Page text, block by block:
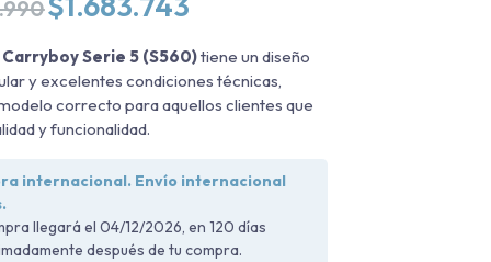
precio
original
era:
$2.244.990.
actual
es:
$1.683.743.
Carryboy Serie 5 (S560)tiene un diseño
y excelentes condiciones técnicas,
correcto para aquellos clientes que
y funcionalidad.
internacional. Envío internacional
llegará el 04/12/2026, en 120 días
después de tu compra.